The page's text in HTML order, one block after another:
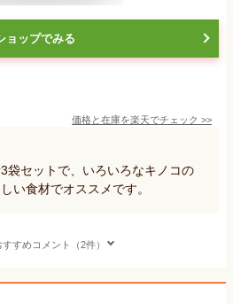
ョップでみる
価格と在庫を楽天でチェック >>
袋セットで、いろいろなキノコの
い食材でオススメです。
すめコメント（2件）